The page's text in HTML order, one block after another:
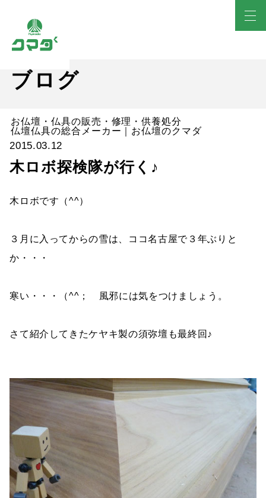
ブログ
お仏壇・仏具の販売・修理・供養処分
仏壇仏具の総合メーカー｜お仏壇のクマダ
2015.03.12
木ロボ探検隊が行く♪
木ロボです（^^）
３月に入ってからの雪は、ココ名古屋で３年ぶりと
か・・・
寒い・・・（^^； 風邪には気をつけましょう。
さて紹介してきたケヤキ製の須弥壇も最終回♪